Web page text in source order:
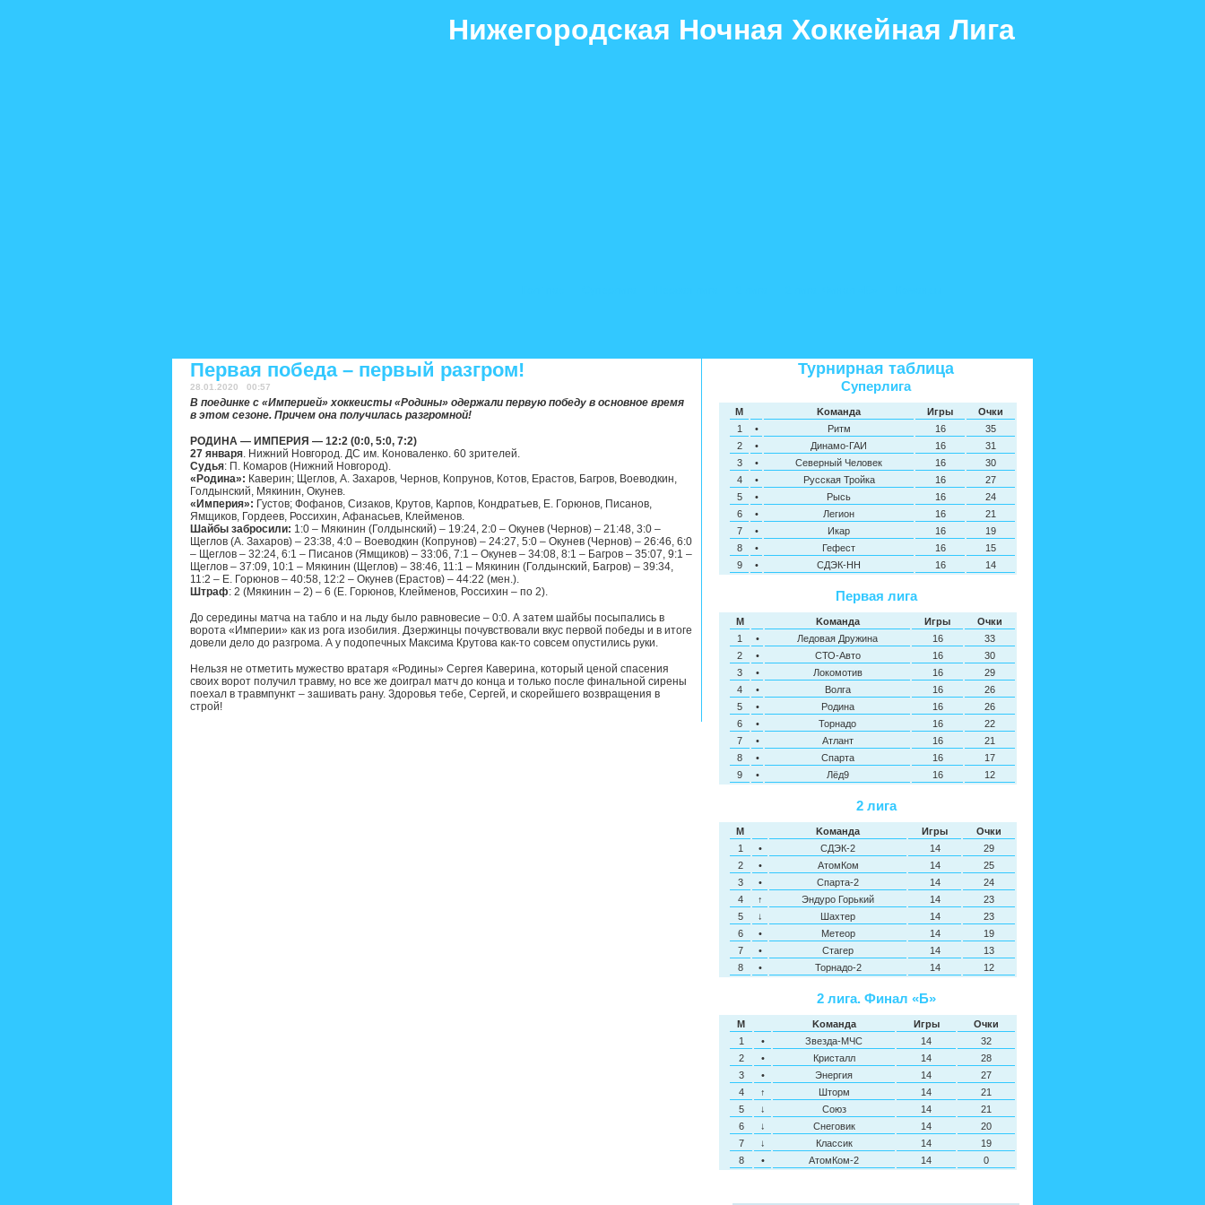
Нижегородская Ночная Хоккейная Лига
Первая победа – первый разгром!
28.01.2020 00:57
В поединке с «Империей» хоккеисты «Родины» одержали первую победу в основное время
в этом сезоне. Причем она получилась разгромной!
РОДИНА — ИМПЕРИЯ — 12:2 (0:0, 5:0, 7:2)
27 января. Нижний Новгород. ДС им. Коноваленко. 60 зрителей.
Судья: П. Комаров (Нижний Новгород).
«Родина»: Каверин; Щеглов, А. Захаров, Чернов, Копрунов, Котов, Ерастов, Багров, Воеводкин,
Голдынский, Мякинин, Окунев.
«Империя»: Густов; Фофанов, Сизаков, Крутов, Карпов, Кондратьев, Е. Горюнов, Писанов,
Ямщиков, Гордеев, Россихин, Афанасьев, Клейменов.
Шайбы забросили: 1:0 – Мякинин (Голдынский) – 19:24, 2:0 – Окунев (Чернов) – 21:48, 3:0 –
Щеглов (А. Захаров) – 23:38, 4:0 – Воеводкин (Копрунов) – 24:27, 5:0 – Окунев (Чернов) – 26:46, 6:0
– Щеглов – 32:24, 6:1 – Писанов (Ямщиков) – 33:06, 7:1 – Окунев – 34:08, 8:1 – Багров – 35:07, 9:1 –
Щеглов – 37:09, 10:1 – Мякинин (Щеглов) – 38:46, 11:1 – Мякинин (Голдынский, Багров) – 39:34,
11:2 – Е. Горюнов – 40:58, 12:2 – Окунев (Ерастов) – 44:22 (мен.).
Штраф: 2 (Мякинин – 2) – 6 (Е. Горюнов, Клейменов, Россихин – по 2).
До середины матча на табло и на льду было равновесие – 0:0. А затем шайбы посыпались в
ворота «Империи» как из рога изобилия. Дзержинцы почувствовали вкус первой победы и в итоге
довели дело до разгрома. А у подопечных Максима Крутова как-то совсем опустились руки.
Нельзя не отметить мужество вратаря «Родины» Сергея Каверина, который ценой спасения
своих ворот получил травму, но все же доиграл матч до конца и только после финальной сирены
поехал в травмпункт – зашивать рану. Здоровья тебе, Сергей, и скорейшего возвращения в
строй!
Турнирная таблица
Суперлига
M Kоманда Игры
Oчки
1
• Ритм 16
35
2
• Динамо-ГАИ 16
31
3
• Северный Человек 16
30
4
• Русская Тройка 16
27
5
• Рысь 16
24
6
• Легион 16
21
7
• Икар 16
19
8
• Гефест 16
15
9
• СДЭК-НН 16 14
Первая лига
M Kоманда Игры
Oчки
1
• Ледовая Дружина 16
33
2
• СТО-Авто 16
30
3
• Локомотив 16
29
4
• Волга 16
26
5
• Родина 16
26
6
• Торнадо 16
22
7
• Атлант 16
21
8
• Спарта 16
17
9
• Лёд9 16 12
2 лига
M Kоманда Игры
Oчки
1
• СДЭК-2 14
29
2
• АтомКом 14
25
3
• Спарта-2 14
24
4
↑ Эндуро Горький 14
23
5
↓ Шахтер 14
23
6
• Метеор 14
19
7
• Стагер 14
13
8
• Торнадо-2 14 12
2 лига. Финал «Б»
M Kоманда Игры
Oчки
1
• Звезда-МЧС 14
32
2
• Кристалл 14
28
3
• Энергия 14
27
4
↑ Шторм 14
21
5
↓ Союз 14
21
6
↓ Снеговик 14
20
7
↓ Классик 14
19
8
• АтомКом-2 14 0